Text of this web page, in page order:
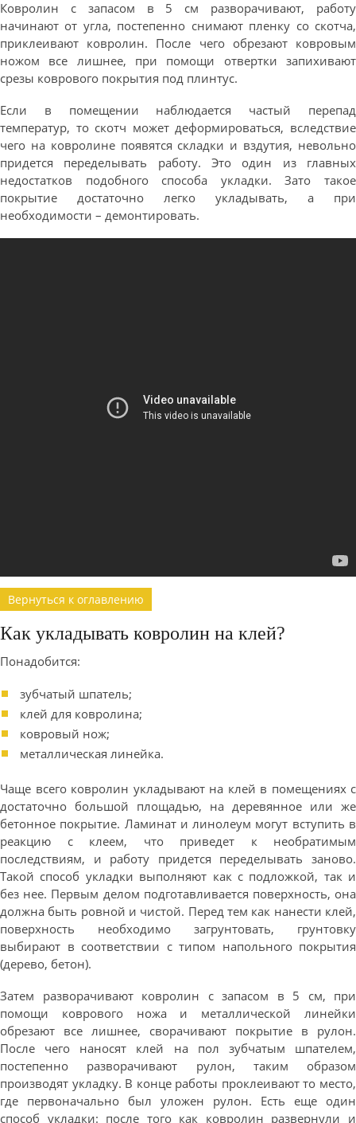
Ковролин с запасом в 5 см разворачивают, работу
начинают от угла, постепенно снимают пленку со скотча,
приклеивают ковролин. После чего обрезают ковровым
ножом все лишнее, при помощи отвертки запихивают
срезы коврового покрытия под плинтус.
Если в помещении наблюдается частый перепад
температур, то скотч может деформироваться, вследствие
чего на ковролине появятся складки и вздутия, невольно
придется переделывать работу. Это один из главных
недостатков подобного способа укладки. Зато такое
покрытие достаточно легко укладывать, а при
необходимости – демонтировать.
Вернуться к оглавлению
Как укладывать ковролин на клей?
Понадобится:
зубчатый шпатель;
клей для ковролина;
ковровый нож;
металлическая линейка.
Чаще всего ковролин укладывают на клей в помещениях с
достаточно большой площадью, на деревянное или же
бетонное покрытие. Ламинат и линолеум могут вступить в
реакцию с клеем, что приведет к необратимым
последствиям, и работу придется переделывать заново.
Такой способ укладки выполняют как с подложкой, так и
без нее. Первым делом подготавливается поверхность, она
должна быть ровной и чистой. Перед тем как нанести клей,
поверхность необходимо загрунтовать, грунтовку
выбирают в соответствии с типом напольного покрытия
(дерево, бетон).
Затем разворачивают ковролин с запасом в 5 см, при
помощи коврового ножа и металлической линейки
обрезают все лишнее, сворачивают покрытие в рулон.
После чего наносят клей на пол зубчатым шпателем,
постепенно разворачивают рулон, таким образом
производят укладку. В конце работы проклеивают то место,
где первоначально был уложен рулон. Есть еще один
способ укладки: после того как ковролин развернули и